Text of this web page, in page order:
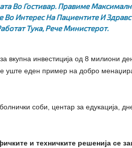
Во Гостивар. Правиме
Во Интерес На Пациентите И
Тука,Рече Министерот.
вкупна инвестиција од 8 милиони
уште еден пример на добро
соби, центар за едукација,
и техничките решенија се